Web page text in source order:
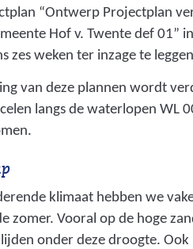
“Ontwerp Projectplan
Hof v. Twente def 01”
zes weken ter inzage te
van deze plannen wordt
langs de waterlopen WL
klimaat hebben we
zomer. Vooral op de hoge
onder deze droogte.